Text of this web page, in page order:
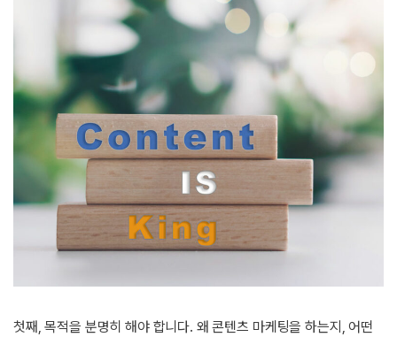
첫째, 목적을 분명히 해야 합니다. 왜 콘텐츠 마케팅을 하는지, 어떤